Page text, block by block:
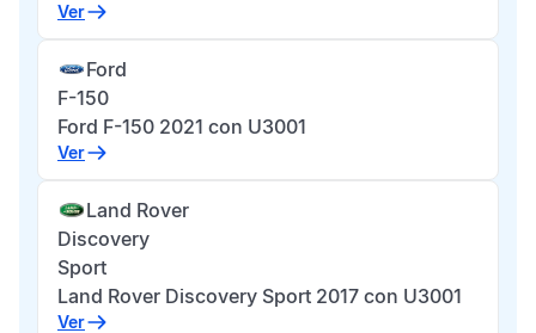
Ver
Ford
F-150
Ford F-150 2021 con U3001
Ver
Land Rover
Discovery
Sport
Land Rover Discovery Sport 2017 con U3001
Ver